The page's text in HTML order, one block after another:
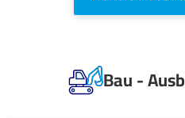
Bau -